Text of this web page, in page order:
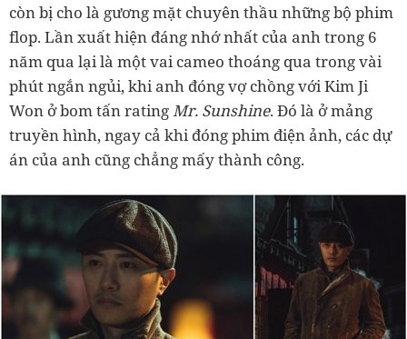
còn bị cho là gương mặt chuyên thầu những bộ phim
flop. Lần xuất hiện đáng nhớ nhất của anh trong 6
năm qua lại là một vai cameo thoáng qua trong vài
phút ngắn ngủi, khi anh đóng vợ chồng với Kim Ji
Won ở bom tấn rating Mr. Sunshine. Đó là ở mảng
truyền hình, ngay cả khi đóng phim điện ảnh, các dự
án của anh cũng chẳng mấy thành công.